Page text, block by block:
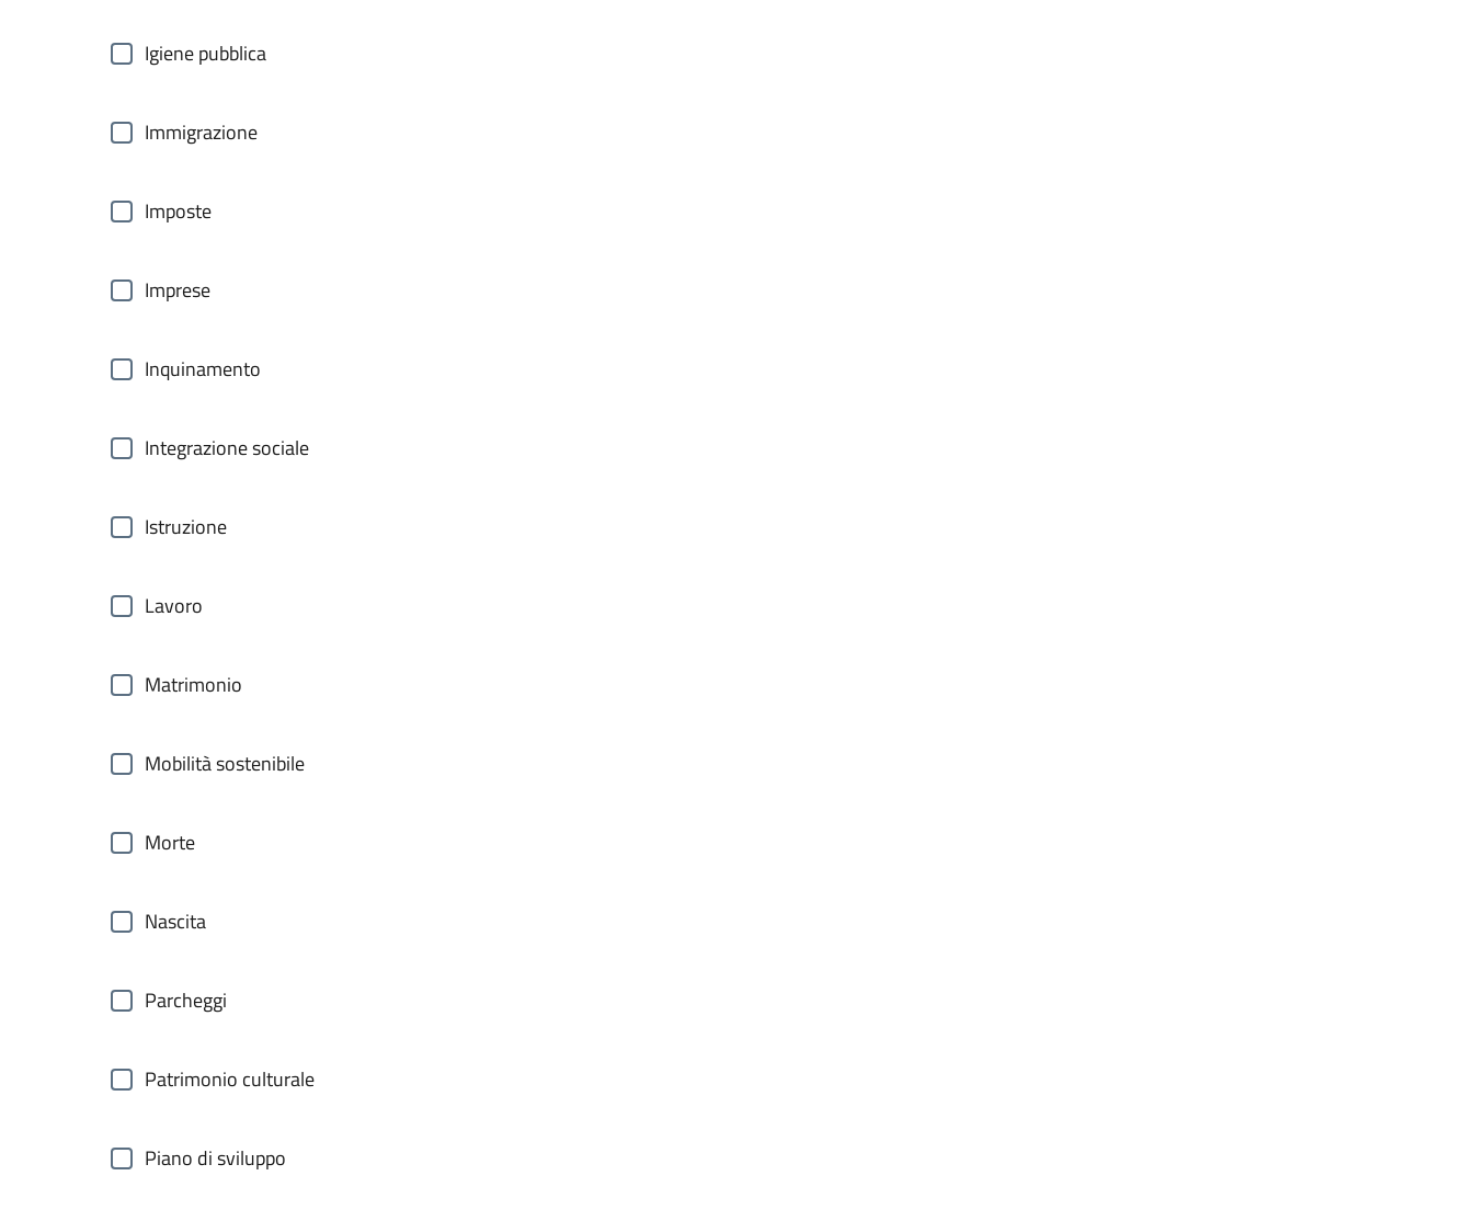
Igiene pubblica
Immigrazione
Imposte
Imprese
Inquinamento
Integrazione sociale
Istruzione
Lavoro
Matrimonio
Mobilità sostenibile
Morte
Nascita
Parcheggi
Patrimonio culturale
Piano di sviluppo